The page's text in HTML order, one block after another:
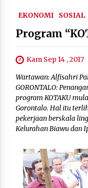
EKONOMI SOSIAL
Program
Kam Sep 14 , 2017
Wartawan: Alfisahri
GORONTALO:
program KOTAKU
Gorontalo. Hal itu
pekerjaan berskala
Kelurahan Biawu dan